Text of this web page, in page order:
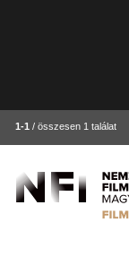
1-1 / összesen 1 találat